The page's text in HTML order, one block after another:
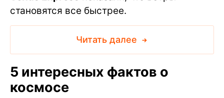
становятся все быстрее.
Читать далее
5 интересных фактов о
космосе